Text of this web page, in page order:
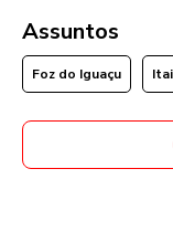
Assuntos
Foz do Iguaçu